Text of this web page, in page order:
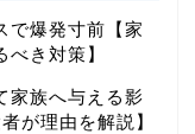
で爆発寸前【家
き対策】
家族へ与える影
が理由を解説】